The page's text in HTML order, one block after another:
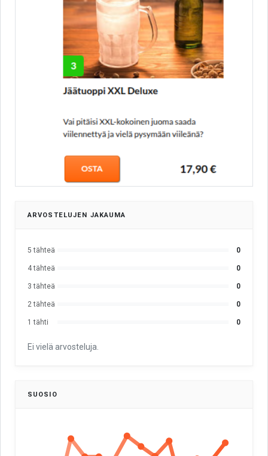
ARVOSTELUJEN JAKAUMA
5 tähteä 0
4 tähteä 0
3 tähteä 0
2 tähteä 0
1 tähti 0
Ei vielä arvosteluja.
SUOSIO